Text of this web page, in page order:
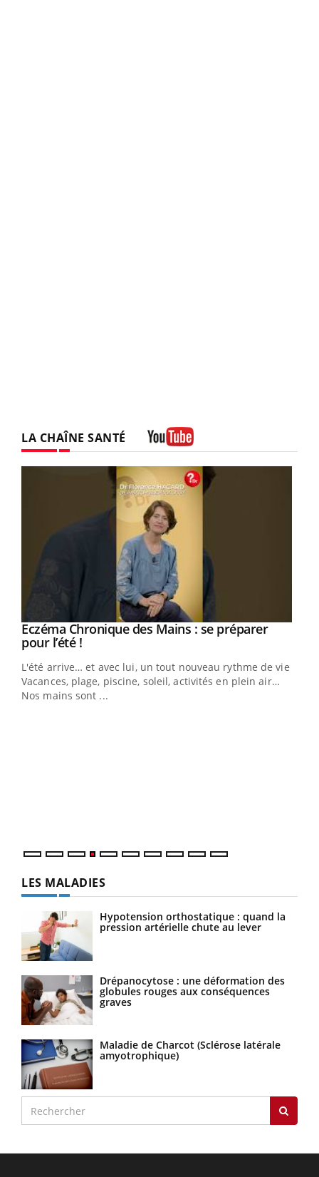
LA CHAÎNE SANTÉ
Youtube
Eczéma Chronique des Mains : se préparer
pour l’été !Youtube
L'été arrive… et avec lui, un tout nouveau rythme de vie !
Vacances, plage, piscine, soleil, activités en plein air…
Nos mains sont ...
LES MALADIES
Hypotension orthostatique : quand la
pression artérielle chute au lever
Drépanocytose : une déformation des
globules rouges aux conséquences
graves
Maladie de Charcot (Sclérose latérale
amyotrophique)